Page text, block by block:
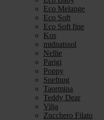
Eco Melange
Eco Soft
Eco Soft fine
Kos
midnatssol
Nellie
Parigi
Poppy
Snefnug
Taormina
Teddy Dear
Vilja
Zucchero Filato